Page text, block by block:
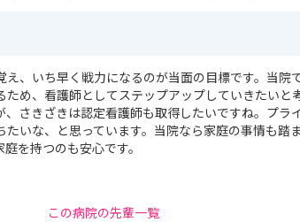
、いち早く戦力になるのが当面の目標です。当院
め、看護師としてステップアップしていきたいと
さきざきは認定看護師も取得したいですね。プラ
いな、と思っています。当院なら家庭の事情も踏
を持つのも安心です。
この病院の先輩一覧